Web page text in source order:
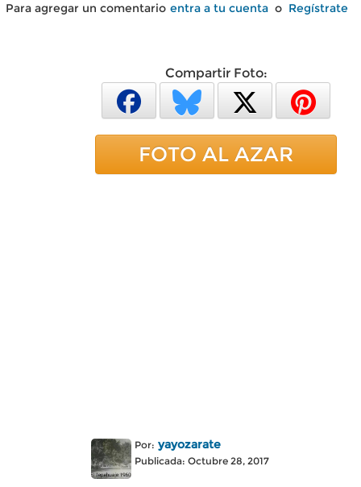
Para agregar un comentario entra a tu cuenta o Regístrate
Compartir Foto:
FOTO AL AZAR
Por: yayozarate
Publicada: Octubre 28, 2017